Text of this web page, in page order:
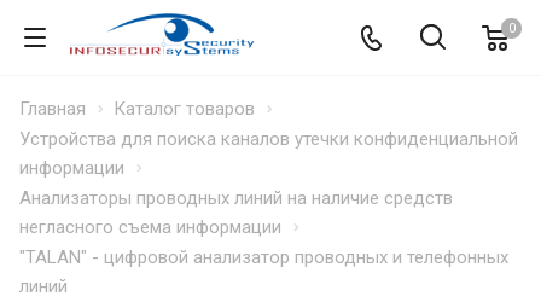
0
Главная
Каталог товаров
Устройства для поиска каналов утечки конфиденциальной
информации
Анализаторы проводных линий на наличие средств
негласного съема информации
"TALAN" - цифровой анализатор проводных и телефонных
линий